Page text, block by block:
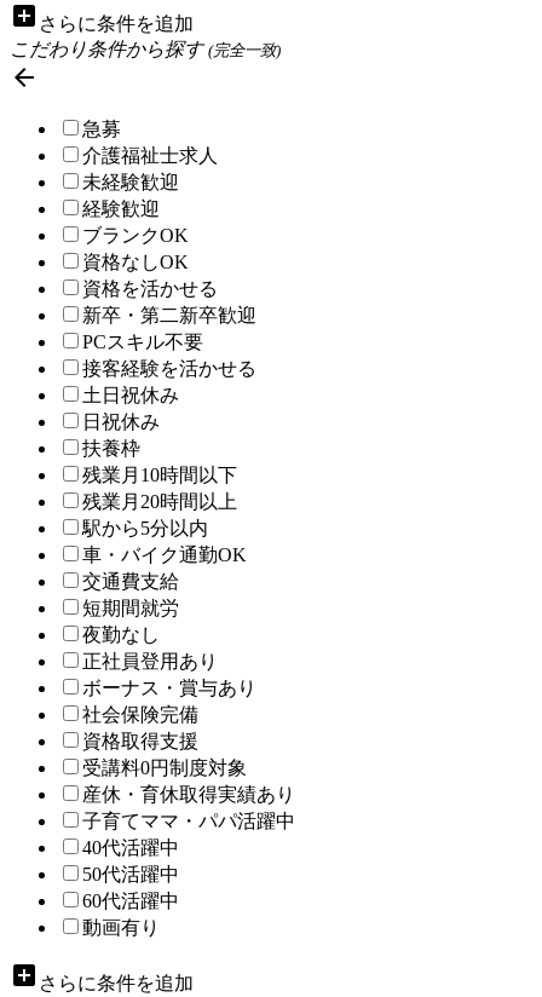
add_box さらに条件を追加
こだわり条件から探す(完全一致)

急募
介護福祉士求人
未経験歓迎
経験歓迎
ブランクOK
資格なしOK
資格を活かせる
新卒・第二新卒歓迎
PCスキル不要
接客経験を活かせる
土日祝休み
日祝休み
扶養枠
残業月10時間以下
残業月20時間以上
駅から5分以内
車・バイク通勤OK
交通費支給
短期間就労
夜勤なし
正社員登用あり
ボーナス・賞与あり
社会保険完備
資格取得支援
受講料0円制度対象
産休・育休取得実績あり
子育てママ・パパ活躍中
40代活躍中
50代活躍中
60代活躍中
動画有り
add_box さらに条件を追加